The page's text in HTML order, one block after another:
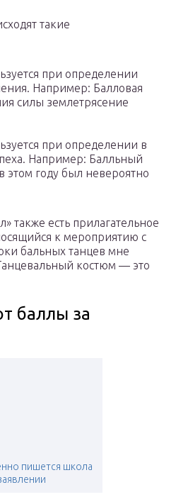
такие
при определении
Например: Балловая
силы землетрясение
при определении в
Например: Балльный
году был невероятно
также есть прилагательное
к мероприятию с
бальных танцев мне
костюм — это
баллы за
пишется школа